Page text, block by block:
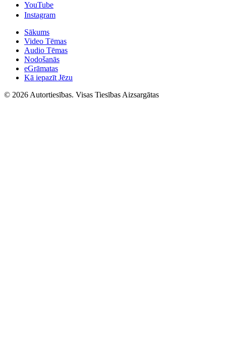
YouTube
Instagram
Sākums
Video Tēmas
Audio Tēmas
Nodošanās
eGrāmatas
Kā iepazīt Jēzu
© 2026 Autortiesības. Visas Tiesības Aizsargātas